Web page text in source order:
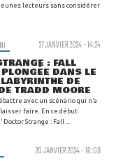
jeunes lecteurs sans considérer
27 JANVIER 2024 - 14:24
: FALL
DANS LE
DE
TRADD MOORE
avec un scénario qui n’a
faire. En ce début
Strange : Fall ...
20 JANVIER 2024 - 16:09